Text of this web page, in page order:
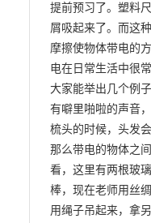
提前预习了。塑料
屑吸起来了。而这
摩擦使物体带电的
电在日常生活中很常
大家能举出几个例
有噼里啪啦的声音
梳头的时候，头发会
那么带电的物体之
看，这里有两根玻璃
棒，现在老师用丝
用绳子吊起来，拿